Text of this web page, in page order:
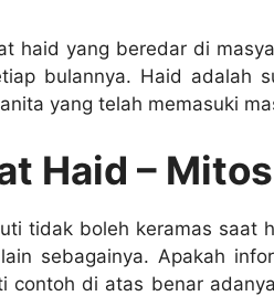
haid yang beredar di
bulannya. Haid adalah
yang telah memasuki
Haid –
tidak boleh keramas saat
sebagainya. Apakah
contoh di atas benar